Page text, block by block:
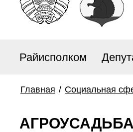
Райисполком
Главная / Социальная